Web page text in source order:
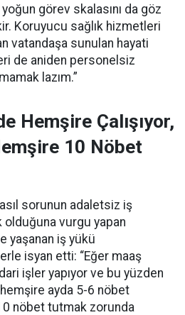
görev skalasını da göz
Koruyucu sağlık hizmetleri
vatandaşa sunulan hayati
de aniden personelsiz
lazım.”
Hemşire Çalışıyor,
10 Nöbet
sorunun adaletsiz iş
olduğuna vurgu yapan
yaşanan iş yükü
isyan etti: “Eğer maaş
işler yapıyor ve bu yüzden
ayda 5-6 nöbet
nöbet tutmak zorunda